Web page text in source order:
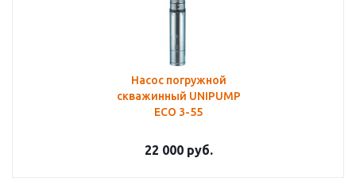
Насос погружной
скважинный UNIPUMP
ECO 3-55
22 000руб.